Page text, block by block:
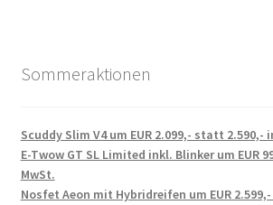
Sommeraktionen
Scuddy Slim V4 um EUR 2.099,- statt 2.590,-
E-Twow GT SL Limited inkl. Blinker um EUR
MwSt.
Nosfet Aeon mit Hybridreifen um EUR